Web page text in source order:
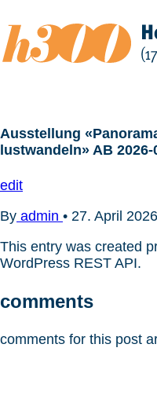
Inhalt
springen
Ausstellung
lustwandeln» AB 2026-
edit
By admin • 27. April 2026
This entry was created
WordPress REST API.
comments
comments for this post